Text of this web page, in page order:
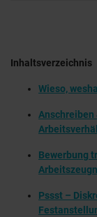
Inhaltsverzeichnis
Wieso,
Anschreiben
Bewerbung
Pssst –